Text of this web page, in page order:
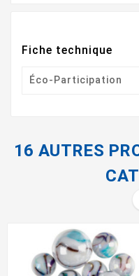
Fiche technique
Éco-Participation
16 AUTRES